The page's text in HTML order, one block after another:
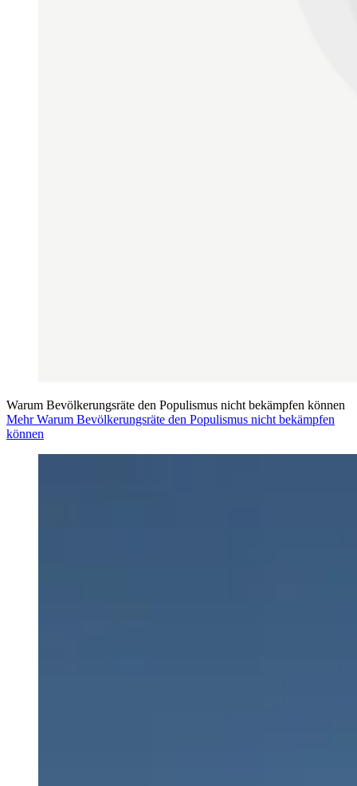
Warum Bevölkerungsräte den Populismus nicht bekämpfen können
Mehr Warum Bevölkerungsräte den Populismus nicht bekämpfen
können